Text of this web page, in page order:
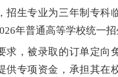
招生专业为三年制专科
年普通高等学校统一招
，被录取的订单定向
供专项资金，承担其在